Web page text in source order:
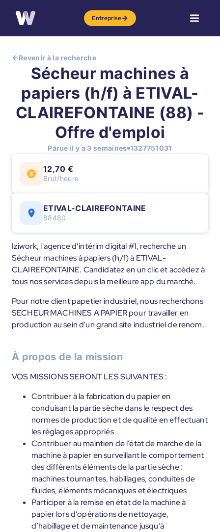
Entreprise
Revenir à la recherche
Sécheur machines à
papiers (h/f) à ETIVAL-
CLAIREFONTAINE (88) -
Offre d'emploi
Parue il y a 3 semaines 1327751031
12,70 €
Brut/heure
ETIVAL-CLAIREFONTAINE
88480
Iziwork, l'agence d’intérim digital #1, recherche un
Sécheur machines à papiers (h/f) à ETIVAL-
CLAIREFONTAINE. Candidatez en un clic et accédez à
tous nos services depuis la meilleure app du marché.
Pour notre client papetier industriel, nous recherchons
SECHEUR MACHINES A PAPIER pour travailler en
production au sein d'un grand site industriel de renom.
À propos de la mission
VOS MISSIONS SERONT LES SUIVANTES :
Contribuer à la fabrication du papier en
conduisant la partie sèche dans le respect des
normes de production et de qualité en effectuant
les réglages appropriés
Contribuer au maintien de l’état de marche de la
machine à papier en surveillant le comportement
des différents éléments de la partie sèche :
machines tournantes, habillages, conduites de
fluides, éléments mécaniques et électriques
Participer à la remise en état de la machine à
papier lors d’opérations de nettoyage,
d’habillage et de maintenance jusqu’à